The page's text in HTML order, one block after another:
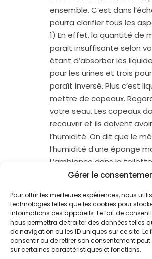
Gérer le
Pour offrir les meilleures expériences, nous
technologies telles que les cookies pour
informations des appareils. Le fait de
nous permettra de traiter des données telles
de navigation ou les ID uniques sur ce site. Le
consentir ou de retirer son consentement
sur certaines caractéristiques et fonctions.
ensemble. C’est dans
pourra clarifier tous les
1) En effet, la quantité de
parait insuffisante selon
étant d’absorber les
pour les urines et trois
paraît inversé. Plus c’est
mettre de copeaux.
votre seau. Les copeaux
recouvrir et ils doivent
l’humidité. On dit que le
l’humidité d’une éponge
L’ambiance dans la
vicié. Si on entre dans
sent l’urine acide et que
c’est qu’il y a un
le seau. Donc, plus de
La qualité des copeaux. 1
environ pour les copeaux.